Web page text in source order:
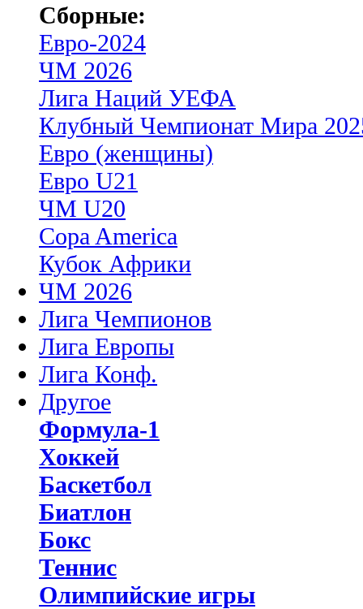
Сборные:
Евро-2024
ЧМ 2026
Лига Наций УЕФА
Клубный Чемпионат Мира
Евро (женщины)
Евро U21
ЧМ U20
Copa America
Кубок Африки
ЧМ 2026
Лига Чемпионов
Лига Европы
Лига Конф.
Другое
Формула-1
Хоккей
Баскетбол
Биатлон
Бокс
Теннис
Олимпийские игры